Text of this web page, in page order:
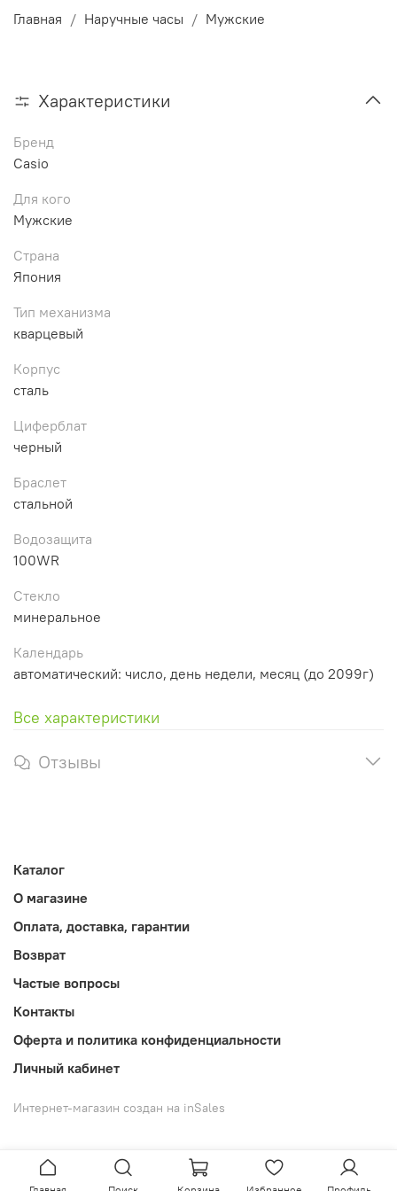
Главная Наручные часы Мужские
Характеристики
Бренд
Casio
Для кого
Мужские
Страна
Япония
Тип механизма
кварцевый
Корпус
сталь
Циферблат
черный
Браслет
стальной
Водозащита
100WR
Стекло
минеральное
Календарь
автоматический: число, день недели, месяц (до 2099г)
Все характеристики
Отзывы
Каталог
О магазине
Оплата, доставка, гарантии
Возврат
Частые вопросы
Контакты
Оферта и политика конфиденциальности
Личный кабинет
Интернет-магазин создан на inSales